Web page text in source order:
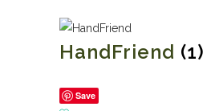
HandFriend (1)
Save